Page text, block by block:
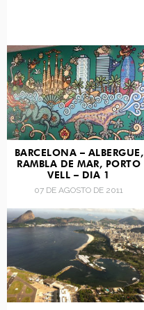
BARCELONA – ALBERGUE,
RAMBLA DE MAR, PORTO
VELL – DIA 1
07 DE AGOSTO DE 2011